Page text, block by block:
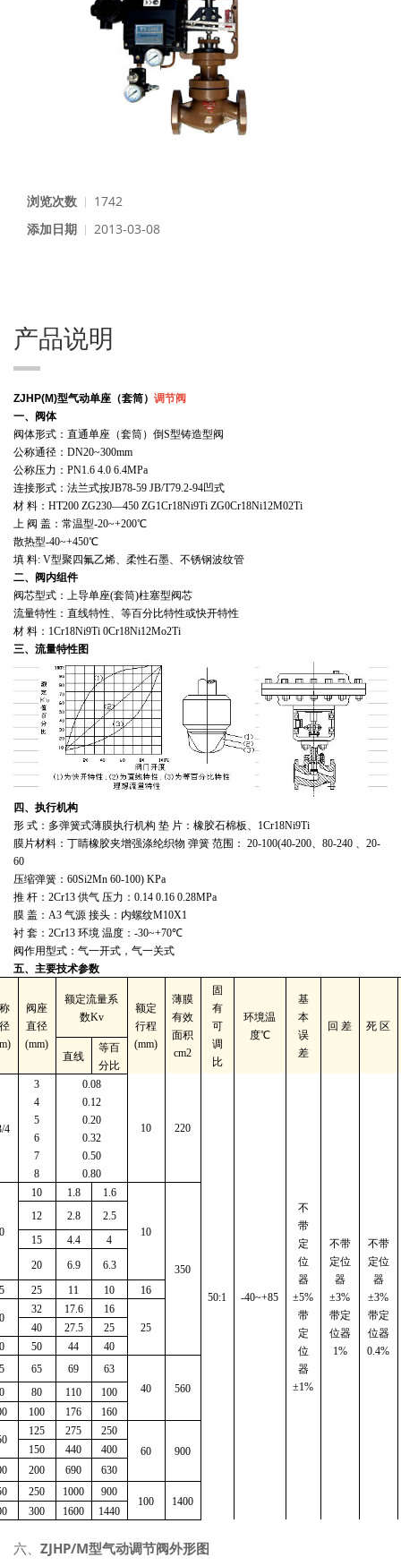
浏览次数
1742
添加日期
2013-03-08
产品说明
ZJHP(M)型气动单座（套筒） 调节阀
一、阀体
阀体形式：直通单座（套筒）倒S型铸造型阀
公称通径： DN20~300mm
公称压力： PN1.6 4.0 6.4MPa
连接形式：法兰式按JB78-59 JB/T79.2-94凹式
材 料： HT200 ZG230—450 ZG1Cr18Ni9Ti ZG0Cr18Ni12M02Ti
上 阀 盖：常温型-20~+200℃
散热型-40~+450℃
填 料: V型聚四氟乙烯、柔性石墨、不锈钢波纹管
二、阀内组件
阀芯型式：上导单座(套筒)柱塞型阀芯
流量特性：直线特性、等百分比特性或快开特性
材 料： 1Cr18Ni9Ti 0Cr18Ni12Mo2Ti
三、流量特性图
四、执行机构
形 式：多弹簧式薄膜执行机构 垫 片：橡胶石棉板、 1Cr18Ni9Ti
膜片材料：丁睛橡胶夹增强涤纶织物 弹簧 范围： 20-100(40-200 80-240
20-
60
压缩弹簧： 60Si2Mn 60-100) KPa
推 杆： 2Cr13 供气 压力： 0.14 0.16 0.28MPa
膜 盖： A3 气源 接头：内螺纹M10X1
衬 套： 2Cr13 环境 温度： -30~+70℃
阀作用型式：气一开式，气一关式
五、主要技术参数
阀座
直径
(mm)
额定流量系
数Kv
额定
行程
(mm)
薄膜
有效
面积
cm2
固
有
可
调
比
环境温
度℃
基
本
误
差
回 差 死 区
直线
等百
分比
4
3
4
5
6
7
8
0.08
0.12
0.20
0.32
0.50
0.80
10 220
50:1 -40~+85
不
带
定
位
器
±5%
带
定
位
器
±1%
不带
定位
器
±3%
带定
位器
1%
不带
定位
器
±3%
带定
位器
0.4%
10 1.8 1.6
10
350
12 2.8
2.5
15
4.4
4
20
6.9
6.3
25 11 10 16
32 17.6
16
25
40 27.5
25
50 44
40
65 69
63
40
560
80 110
100
100 176 160
125 275
250
60
900
150 440
400
200 690
630
250 1000 900
100 1400
300 1600 1440
六、 ZJHP/M型气动调节阀外形图